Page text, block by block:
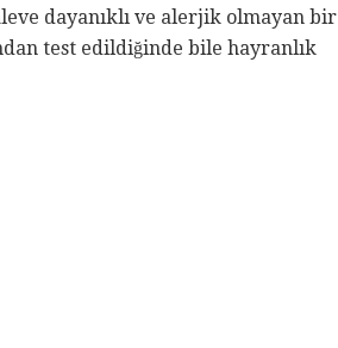
dayanıklı ve alerjik olmayan bir
test edildiğinde bile hayranlık